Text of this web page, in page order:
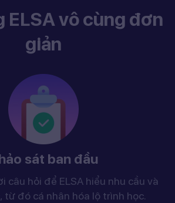
ELSA vô cùng đơn
giản
sát ban đầu
câu hỏi để ELSA hiểu nhu cầu và
từ đó cá nhân hóa lộ trình học.